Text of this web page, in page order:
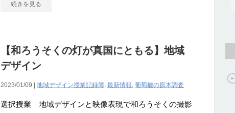
続きを見る
【和ろうそくの灯が真国にともる】地域
デザイン
2023/01/09 | 地域デザイン授業記録簿, 最新情報, 葡萄櫨の原木調査
選択授業 地域デザインと映像表現で和ろうそくの撮影